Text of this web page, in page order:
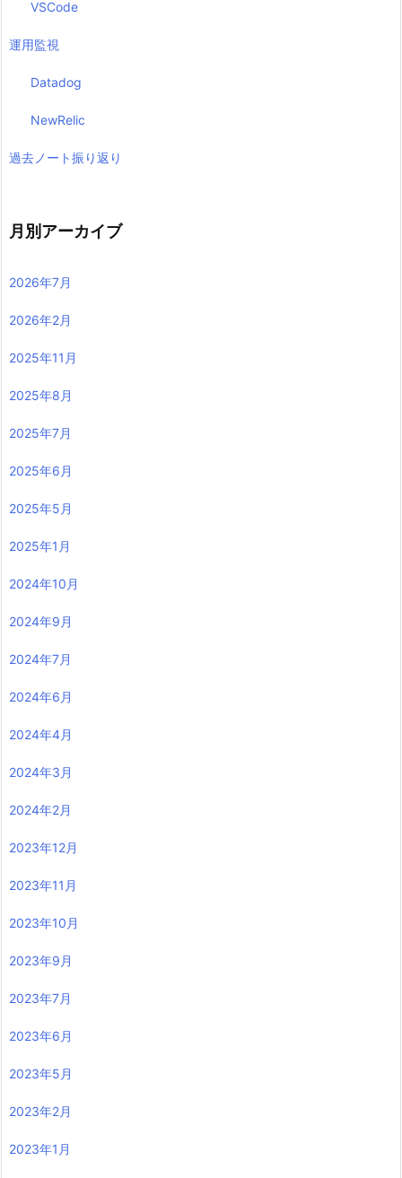
VSCode
運用監視
Datadog
NewRelic
過去ノート振り返り
月別アーカイブ
2026年7月
2026年2月
2025年11月
2025年8月
2025年7月
2025年6月
2025年5月
2025年1月
2024年10月
2024年9月
2024年7月
2024年6月
2024年4月
2024年3月
2024年2月
2023年12月
2023年11月
2023年10月
2023年9月
2023年7月
2023年6月
2023年5月
2023年2月
2023年1月